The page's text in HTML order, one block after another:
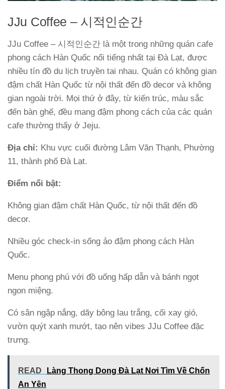
JJu Coffee – 시적인순간
JJu Coffee – 시적인순간 là một trong những quán cafe
phong cách Hàn Quốc nổi tiếng nhất tại Đà Lạt, được
nhiều tín đồ du lịch truyền tai nhau. Quán có không gian
đậm chất Hàn Quốc từ nội thất đến đồ decor và không
gian ngoài trời. Mọi thứ ở đây, từ kiến trúc, màu sắc
đến bàn ghế, đều mang đậm phong cách của các quán
cafe thường thấy ở Jeju.
Địa chỉ: Khu vực cuối đường Lâm Văn Thạnh, Phường
11, thành phố Đà Lạt.
Điểm nổi bật:
Không gian đậm chất Hàn Quốc, từ nội thất đến đồ
decor.
Nhiều góc check-in sống ảo đậm phong cách Hàn
Quốc.
Menu phong phú với đồ uống hấp dẫn và bánh ngọt
ngon miệng.
Có sân ngập nắng, dãy bông lau trắng, cối xay gió,
vườn quýt xanh mướt, tạo nên vibes JJu Coffee đặc
trưng.
READ
Làng Thong Dong Đà Lạt Nơi Tìm Về Chốn
An Yên